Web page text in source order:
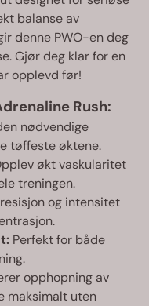
balanse av
denne PWO-en deg
Gjør deg klar for en
opplevd før!
Rush:
nødvendige
tøffeste øktene.
økt vaskularitet
treningen.
og intensitet
Perfekt for både
opphopning av
maksimalt uten